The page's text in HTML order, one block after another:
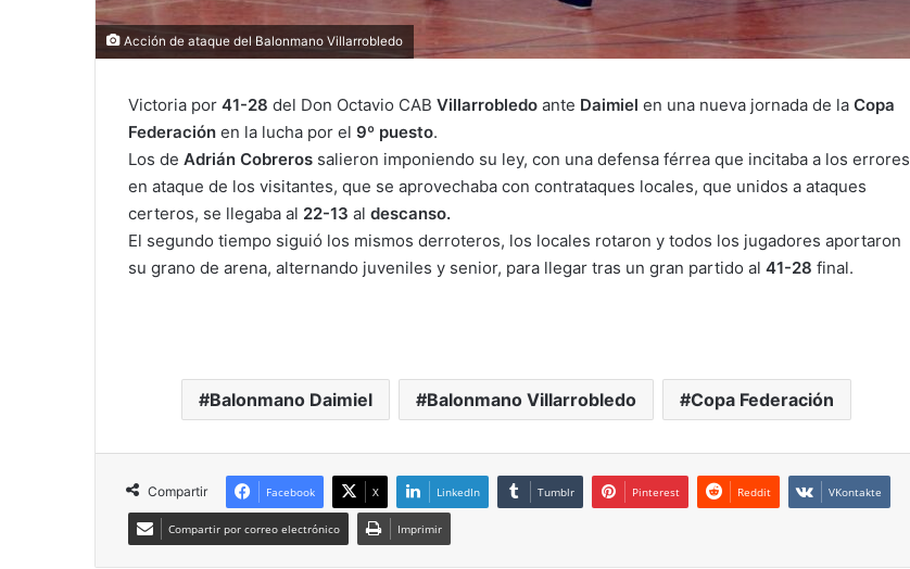
Acción de ataque del Balonmano Villarrobledo
Victoria por 41-28 del Don Octavio CAB Villarrobledo ante Daimiel en una nueva jornada de la Copa
Federación en la lucha por el 9º puesto.
Los de Adrián Cobreros salieron imponiendo su ley, con una defensa férrea que incitaba a los errores
en ataque de los visitantes, que se aprovechaba con contrataques locales, que unidos a ataques
certeros, se llegaba al 22-13 al descanso.
El segundo tiempo siguió los mismos derroteros, los locales rotaron y todos los jugadores aportaron
su grano de arena, alternando juveniles y senior, para llegar tras un gran partido al 41-28 final.
Balonmano Daimiel Balonmano Villarrobledo Copa Federación
Compartir Facebook X LinkedIn Tumblr Pinterest Reddit VKontakte
Compartir por correo electrónico Imprimir